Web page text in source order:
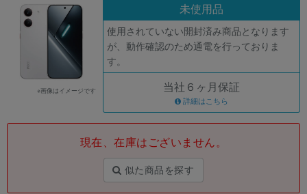
※画像はイメージです
未使用品
使用されていない開封済み商品となります
が、動作確認のため通電を行っておりま
す。
当社６ヶ月保証
詳細はこちら
現在、在庫はございません。
似た商品を探す
フリーワード
除外ワード
人気の検索ワード： Let's note
「スマートフォン」「タブレット」など